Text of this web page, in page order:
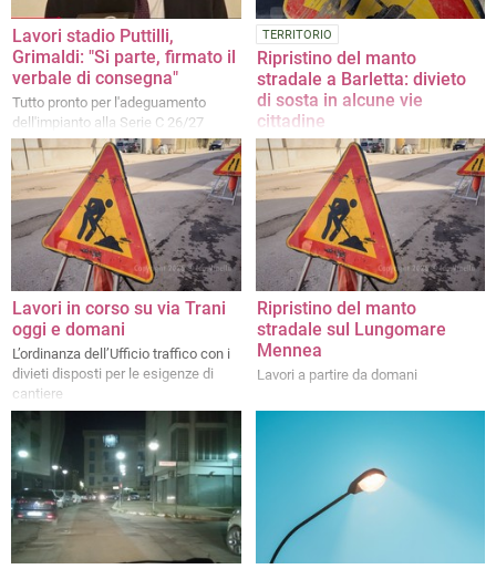
Lavori stadio Puttilli,
Grimaldi: "Si parte, firmato il
verbale di consegna"
Tutto pronto per l'adeguamento
dell'impianto alla Serie C 26/27
TERRITORIO
Ripristino del manto
stradale a Barletta: divieto
di sosta in alcune vie
cittadine
Dal 16 luglio al 30 settembre (o fino
a cessate esigenze), dalle 7:00 alle
17:00, sarà in vigore il divieto di
sosta con rimozione forzata
Lavori in corso su via Trani
oggi e domani
L’ordinanza dell’Ufficio traffico con i
divieti disposti per le esigenze di
cantiere
Ripristino del manto
stradale sul Lungomare
Mennea
Lavori a partire da domani